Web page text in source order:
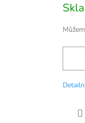
cena: